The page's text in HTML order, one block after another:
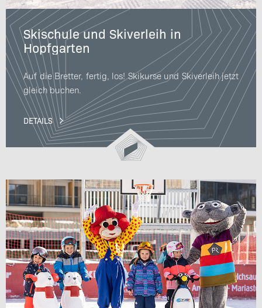
Skischule und Skiverleih in
Hopfgarten
Auf die Bretter, fertig, los! Skikurse und Skiverleih jetzt
gleich buchen.
DETAILS